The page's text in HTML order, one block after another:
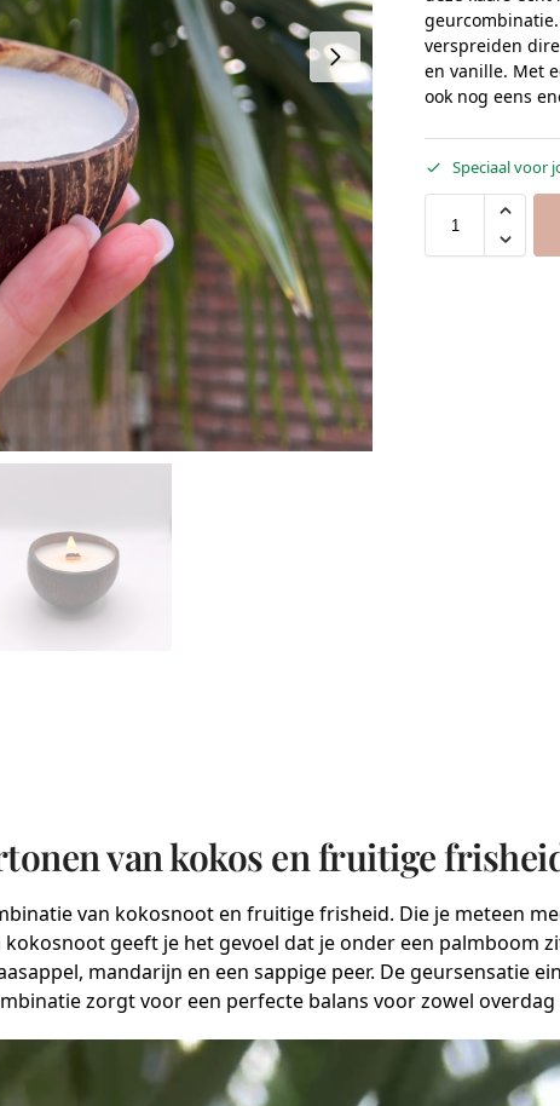
verspreiden
en vanille. Met
ook nog eens
Speciaal voor
van kokos en fruitige
van kokosnoot en fruitige frisheid. Die je meteen
geeft je het gevoel dat je onder een palmboom
mandarijn en een sappige peer. De geursensatie
zorgt voor een perfecte balans voor zowel overdag